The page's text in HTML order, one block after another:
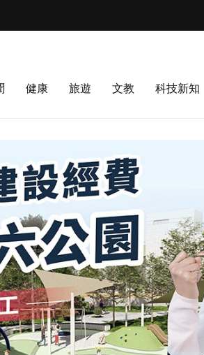
健康 旅遊 文教 科技新知